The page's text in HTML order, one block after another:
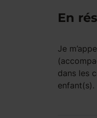
En
Je
dans les
enfant(s).